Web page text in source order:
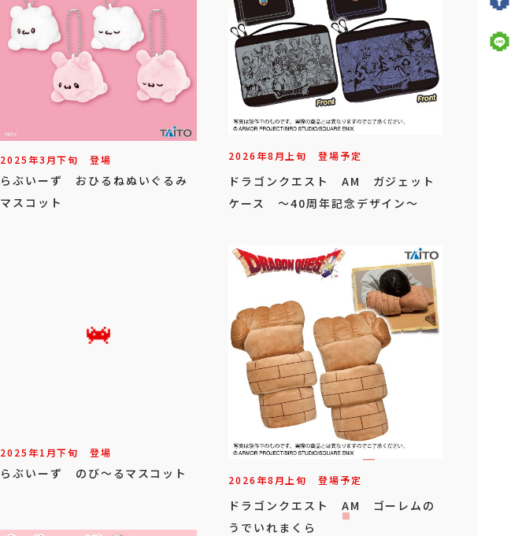
2025年3月下旬 登場
らぶいーず おひるねぬいぐるみ
マスコット
2025年1月下旬 登場
らぶいーず のび～るマスコット
2026年8月上旬 登場予定
ドラゴンクエスト AM ガジェット
ケース ～40周年記念デザイン～
2026年8月上旬 登場予定
ドラゴンクエスト AM ゴーレムの
うでいれまくら